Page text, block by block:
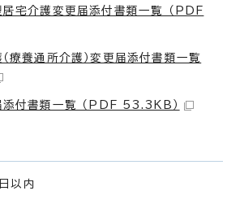
宅介護変更届添付書類一覧 （PDF
療養通所介護）変更届添付書類一覧
添付書類一覧 （PDF 53.3KB）
以内